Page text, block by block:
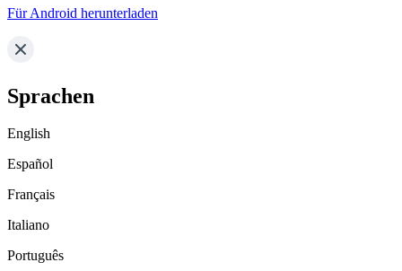
Für Android herunterladen
Sprachen
English
Español
Français
Italiano
Português